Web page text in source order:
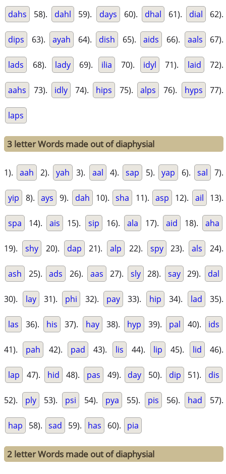
dahs 58). dahl 59). days 60). dhal 61). dial 62).
dips 63). ayah 64). dish 65). aids 66). aals 67).
lads 68). lady 69). ilia 70). idyl 71). laid 72).
aahs 73). idly 74). hips 75). alps 76). hyps 77).
laps
3 letter Words made out of diaphysial
1). aah 2). yah 3). aal 4). sap 5). yap 6). sal 7).
yip 8). ays 9). dah 10). sha 11). asp 12). ail 13).
spa 14). ais 15). sip 16). ala 17). aid 18). aha
19). shy 20). dap 21). alp 22). spy 23). als 24).
ash 25). ads 26). aas 27). sly 28). say 29). dal
30). lay 31). phi 32). pay 33). hip 34). lad 35).
las 36). his 37). hay 38). hyp 39). pal 40). ids
41). pah 42). pad 43). lis 44). lip 45). lid 46).
lap 47). hid 48). pas 49). day 50). dip 51). dis
52). ply 53). psi 54). pya 55). pis 56). had 57).
hap 58). sad 59). has 60). pia
2 letter Words made out of diaphysial